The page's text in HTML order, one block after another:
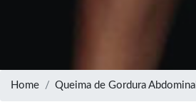
Home Queima de Gordura Abdominal